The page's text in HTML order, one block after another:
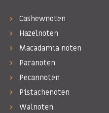
Cashewnoten
Hazelnoten
Macadamia noten
Paranoten
Pecannoten
Pistachenoten
Walnoten